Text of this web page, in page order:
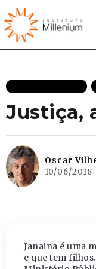
Justiça,
Oscar
10/06/2018
Janaina é uma
e que tem